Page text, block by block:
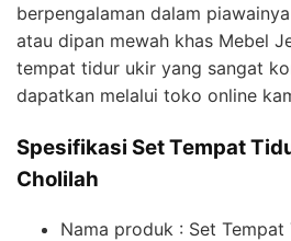
berpengalaman dalam
atau dipan mewah khas Mebel
tempat tidur ukir yang sangat
dapatkan melalui toko online
Spesifikasi Set Tempat
Cholilah
Nama produk : Set